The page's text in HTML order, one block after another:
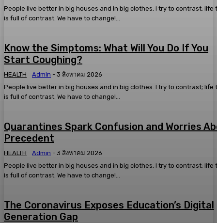
People live better in big houses and in big clothes. I try to contrast; life
is full of contrast. We have to change!...
Know the Simptoms: What Will You Do If You
Start Coughing?
HEALTH Admin - 3 สิงหาคม 2026
People live better in big houses and in big clothes. I try to contrast; life
is full of contrast. We have to change!...
Quarantines Spark Confusion and Worries
Precedent
HEALTH Admin - 3 สิงหาคม 2026
People live better in big houses and in big clothes. I try to contrast; life
is full of contrast. We have to change!...
The Coronavirus Exposes Education’s Digital
Generation Gap